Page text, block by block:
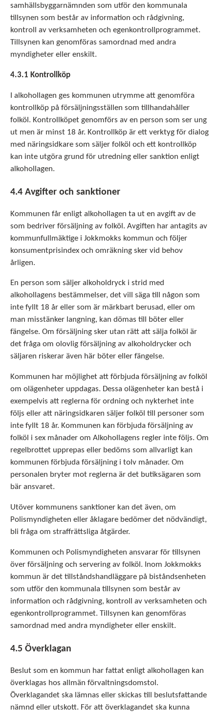
samhällsbyggarnämnden som utför den kommunala
tillsynen som består av information och rådgivning,
kontroll av verksamheten och egenkontrollprogrammet.
Tillsynen kan genomföras samordnad med andra
myndigheter eller enskilt.
4.3.1 Kontrollköp
I alkohollagen ges kommunen utrymme att genomföra
kontrollköp på försäljningsställen som tillhandahåller
folköl. Kontrollköpet genomförs av en person som ser ung
ut men är minst 18 år. Kontrollköp är ett verktyg för dialog
med näringsidkare som säljer folköl och ett kontrollköp
kan inte utgöra grund för utredning eller sanktion enligt
alkohollagen.
4.4 Avgifter och sanktioner
Kommunen får enligt alkohollagen ta ut en avgift av de
som bedriver försäljning av folköl. Avgiften har antagits av
kommunfullmäktige i Jokkmokks kommun och följer
konsumentprisindex och omräkning sker vid behov
årligen.
En person som säljer alkoholdryck i strid med
alkohollagens bestämmelser, det vill säga till någon som
inte fyllt 18 år eller som är märkbart berusad, eller om
man misstänker langning, kan dömas till böter eller
fängelse. Om försäljning sker utan rätt att sälja folköl är
det fråga om olovlig försäljning av alkoholdrycker och
säljaren riskerar även här böter eller fängelse.
Kommunen har möjlighet att förbjuda försäljning av folköl
om olägenheter uppdagas. Dessa olägenheter kan bestå i
exempelvis att reglerna för ordning och nykterhet inte
följs eller att näringsidkaren säljer folköl till personer som
inte fyllt 18 år. Kommunen kan förbjuda försäljning av
folköl i sex månader om Alkohollagens regler inte följs. Om
regelbrottet upprepas eller bedöms som allvarligt kan
kommunen förbjuda försäljning i tolv månader. Om
personalen bryter mot reglerna är det butiksägaren som
bär ansvaret.
Utöver kommunens sanktioner kan det även, om
Polismyndigheten eller åklagare bedömer det nödvändigt,
bli fråga om straffrättsliga åtgärder.
Kommunen och Polismyndigheten ansvarar för tillsynen
över försäljning och servering av folköl. Inom Jokkmokks
kommun är det tillståndshandläggare på biståndsenheten
som utför den kommunala tillsynen som består av
information och rådgivning, kontroll av verksamheten och
egenkontrollprogrammet. Tillsynen kan genomföras
samordnad med andra myndigheter eller enskilt.
4.5 Överklagan
Beslut som en kommun har fattat enligt alkohollagen kan
överklagas hos allmän förvaltningsdomstol.
Överklagandet ska lämnas eller skickas till beslutsfattande
nämnd eller utskott. För att överklagandet ska kunna